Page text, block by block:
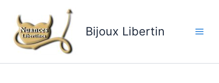
contenu
Bijoux Libertin